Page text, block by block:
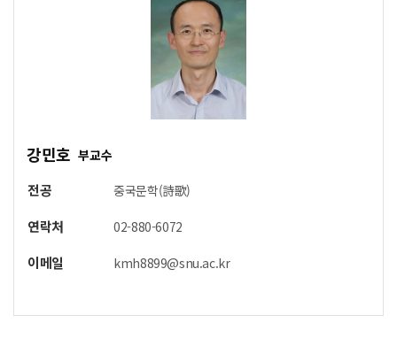
강민호 부교수
전공 중국문학(詩歌)
연락처 02-880-6072
이메일 kmh8899@snu.ac.kr